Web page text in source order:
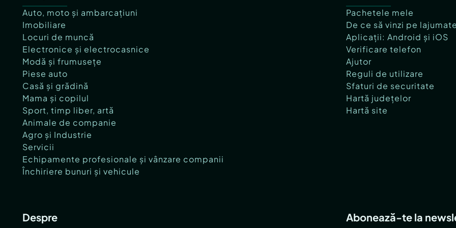
Auto, moto și ambarcațiuni
Imobiliare
Locuri de muncă
Electronice și electrocasnice
Modă și frumusețe
Piese auto
Casă și grădină
Mama și copilul
Sport, timp liber, artă
Animale de companie
Agro și Industrie
Servicii
Echipamente profesionale și vânzare companii
Închiriere bunuri și vehicule
Pachetele mele
De ce să vinzi pe
Aplicații: Android și iOS
Verificare telefon
Ajutor
Reguli de utilizare
Sfaturi de securitate
Hartă județelor
Hartă site
Despre Abonează-te la